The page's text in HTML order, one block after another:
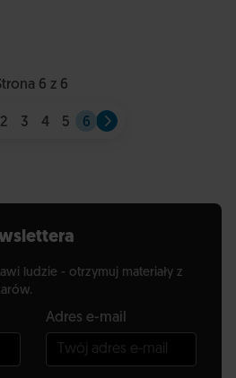
6 z 6
2 3 4 5 6
ludzie - otrzymuj materiały z
Adres e-mail